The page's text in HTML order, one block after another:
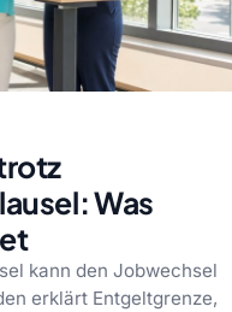
Was
kann den Jobwechsel
erklärt Entgeltgrenze,